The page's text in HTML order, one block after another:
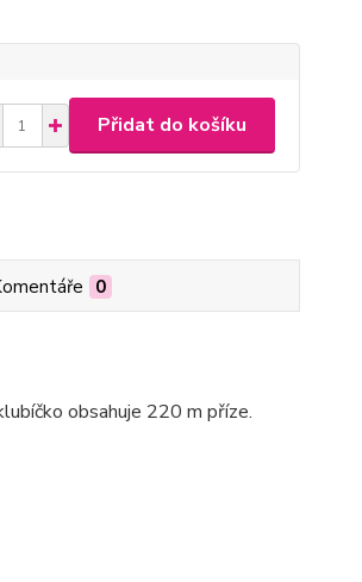
Přidat do košíku
0
obsahuje 220 m příze.